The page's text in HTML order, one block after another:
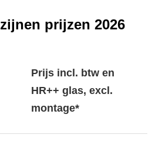
prijzen 2026
Prijs incl. btw en
HR++ glas, excl.
montage*